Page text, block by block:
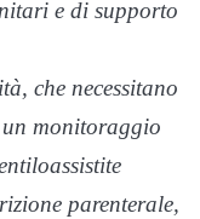
e di supporto
che necessitano
un monitoraggio
parenterale,